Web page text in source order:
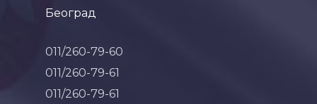
Београд
011/260-79-60
011/260-79-61
011/260-79-61